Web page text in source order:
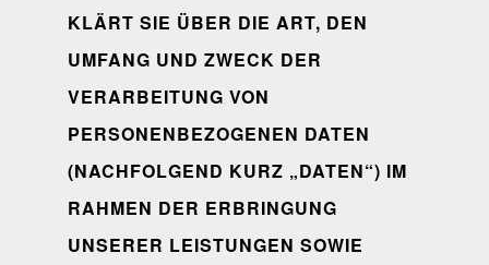
KLÄRT SIE ÜBER DIE ART, DEN
UMFANG UND ZWECK DER
VERARBEITUNG VON
PERSONENBEZOGENEN DATEN
(NACHFOLGEND KURZ „DATEN“) IM
RAHMEN DER ERBRINGUNG
UNSERER LEISTUNGEN SOWIE